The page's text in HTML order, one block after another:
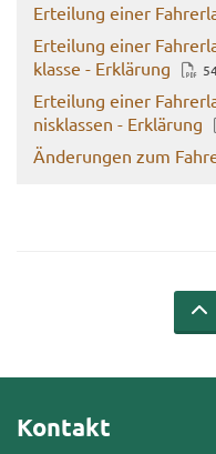
Er­tei­lung einer
Er­tei­lung einer
klas­se - Er­klä­rung
Er­tei­lung einer
nis­klas­sen - Er­klä­rung
Än­de­run­gen zum
Kontakt